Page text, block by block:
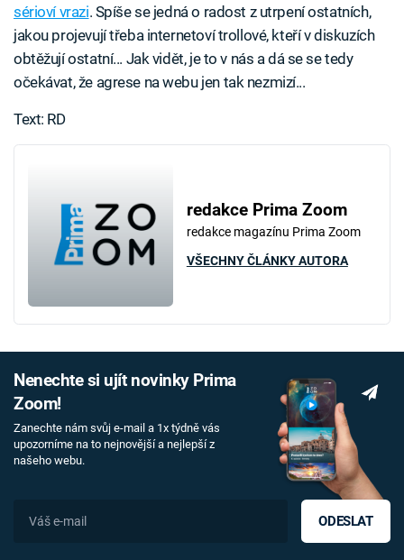
sérioví vrazi. Spíše se jedná o radost z utrpení ostatních,
jakou projevují třeba internetoví trollové, kteří v diskuzích
obtěžují ostatní... Jak vidět, je to v nás a dá se se tedy
očekávat, že agrese na webu jen tak nezmizí...
Text: RD
redakce Prima Zoom
redakce magazínu Prima Zoom
VŠECHNY ČLÁNKY AUTORA
Nenechte si ujít novinky Prima
Zoom!
Zanechte nám svůj e-mail a 1x týdně vás
upozorníme na to nejnovější a nejlepší z
našeho webu.
ODESLAT